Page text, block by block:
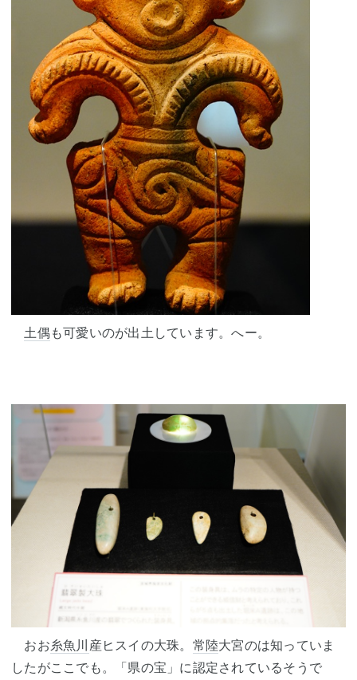
土偶 も可愛いのが出土しています。へー。
おお糸魚川 産ヒスイの大珠。 常陸大宮のは知っていま
したがここでも。「県の宝」に認定されているそうで